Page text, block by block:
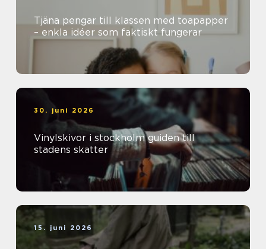
Tjäna pengar till klassen med toapapper
– enkla idéer som faktiskt fungerar
30. juni 2026
Vinylskivor i stockholm guiden till
stadens skatter
15. juni 2026